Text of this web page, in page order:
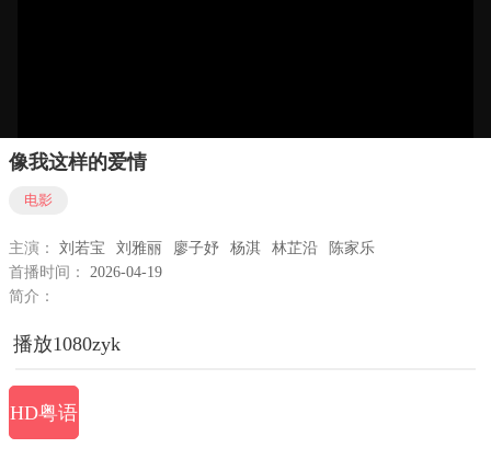
像我这样的爱情
电影
主演： 刘若宝 刘雅丽 廖子妤 杨淇 林芷沿
陈家乐
首播时间：
2026-04-19
简介：
播放1080zyk
HD粤语